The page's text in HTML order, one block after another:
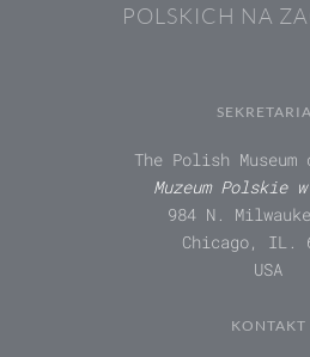
POLSKICH NA
The Polish Museum
Muzeum Polskie
984 N.
Chicago, IL.
USA
KONTAKT